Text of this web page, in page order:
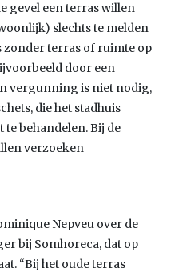
gevel een terras willen
slechts te melden
zonder terras of ruimte op
door een
vergunning is niet nodig,
die het stadhuis
behandelen. Bij de
verzoeken
Nepveu over de
bij Somhoreca, dat op
“Bij het oude terras